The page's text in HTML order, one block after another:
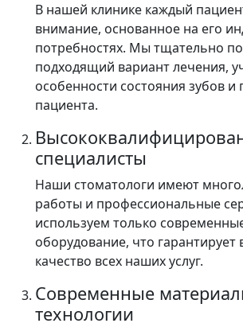
В нашей клинике каждый
внимание, основанное на его
потребностях. Мы тщательно
подходящий вариант лечения,
особенности состояния зубов и
пациента.
специалисты
Наши стоматологи имеют
работы и профессиональные
используем только
оборудование, что гарантирует
качество всех наших услуг.
Современные
технологии